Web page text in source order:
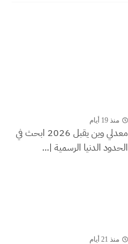
منذ 19 أيام
معدلي وين يقبل 2026 ابحث في
الحدود الدنيا الرسمية |...
منذ 21 أيام